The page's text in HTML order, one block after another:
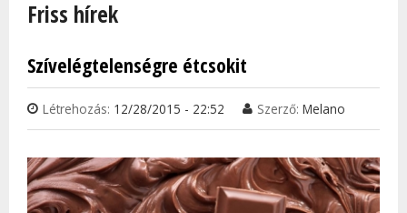
Friss hírek
Szívelégtelenségre étcsokit
Létrehozás: 12/28/2015 - 22:52 Szerző: Melano
Oldalak